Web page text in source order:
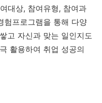
대상, 참여유형, 참여과
험프로그램을 통해 다양
고 자신과 맞는 일인지도
활용하여 취업 성공의